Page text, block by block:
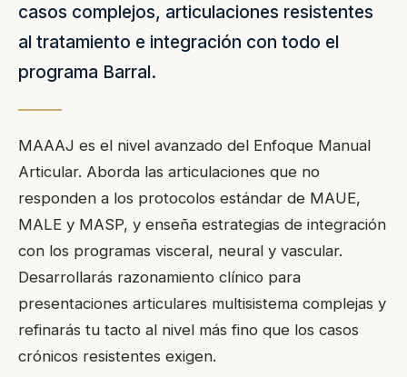
casos complejos, articulaciones resistentes
al tratamiento e integración con todo el
programa Barral.
MAAAJ es el nivel avanzado del Enfoque Manual
Articular. Aborda las articulaciones que no
responden a los protocolos estándar de MAUE,
MALE y MASP, y enseña estrategias de integración
con los programas visceral, neural y vascular.
Desarrollarás razonamiento clínico para
presentaciones articulares multisistema complejas y
refinarás tu tacto al nivel más fino que los casos
crónicos resistentes exigen.